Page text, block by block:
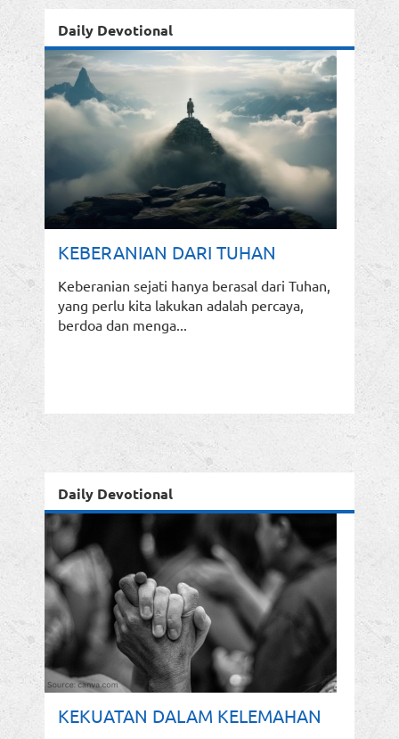
Daily Devotional
KEBERANIAN DARI TUHAN
Keberanian sejati hanya berasal dari Tuhan,
yang perlu kita lakukan adalah percaya,
berdoa dan menga...
Daily Devotional
KEKUATAN DALAM KELEMAHAN